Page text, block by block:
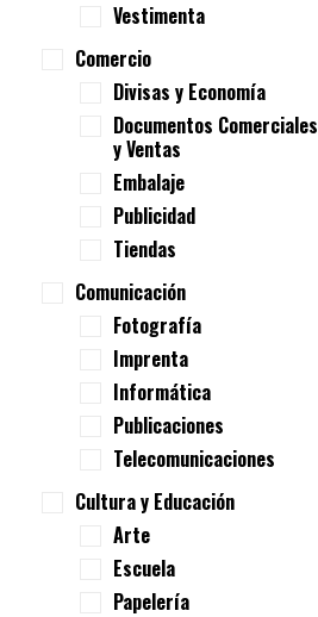
Vestimenta
Comercio
Divisas y Economía
Documentos Comerciales
y Ventas
Embalaje
Publicidad
Tiendas
Comunicación
Fotografía
Imprenta
Informática
Publicaciones
Telecomunicaciones
Cultura y Educación
Arte
Escuela
Papelería